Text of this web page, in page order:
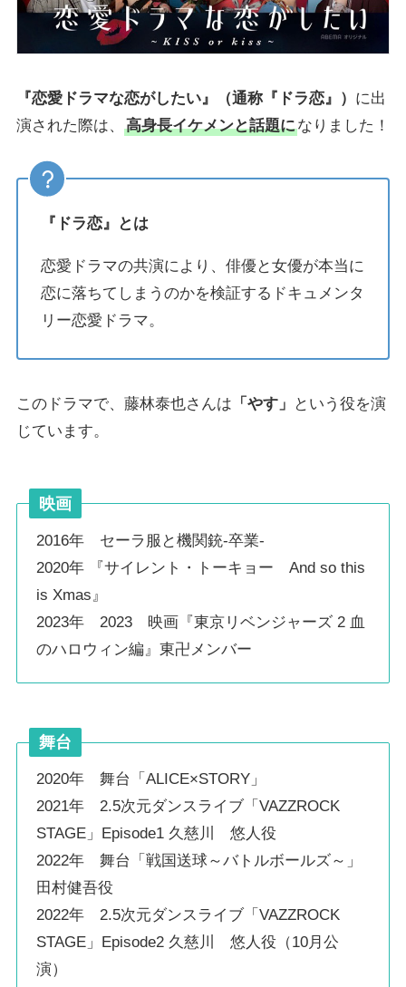
『恋愛ドラマな恋がしたい』（通称『ドラ恋』） に出
演された際は、
高身長イケメンと話題になりました！
『ドラ恋』 とは
恋愛ドラマの共演により、俳優と女優が本当に
恋に落ちてしまうのかを検証するドキュメンタ
リー恋愛ドラマ。
このドラマで、藤林泰也さんは 「やす」
という役を演
じています。
映画
2016年 セーラ服と機関銃-卒業-
2020年 『サイレント・トーキョー And so this
is Xmas』
2023年 2023 映画『東京リベンジャーズ 2 血
のハロウィン編』東卍メンバー
舞台
2020年 舞台「ALICE×STORY」
2021年 2.5次元ダンスライブ「VAZZROCK
STAGE」Episode1 久慈川 悠人役
2022年 舞台「戦国送球～バトルボールズ～」
田村健吾役
2022年 2.5次元ダンスライブ「VAZZROCK
STAGE」Episode2 久慈川 悠人役（10月公
演）